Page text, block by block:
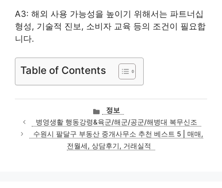
A3: 해외 사용 가능성을 높이기 위해서는 파트너십
형성, 기술적 진보, 소비자 교육 등의 조건이 필요합
니다.
Table of Contents
카
테
고
리
정보
병영생활 행동강령&육군/해군/공군/해병대 복무신조
수원시 팔달구 부동산 중개사무소 추천 베스트 5 | 매매,
전월세, 상담후기, 거래실적